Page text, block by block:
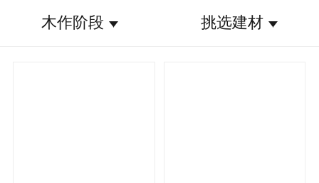
木作阶段 挑选建材